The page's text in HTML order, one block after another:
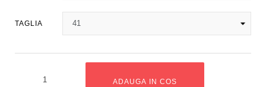
TAGLIA
ADAUGA IN COS